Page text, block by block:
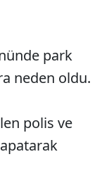
park
neden oldu.
polis ve